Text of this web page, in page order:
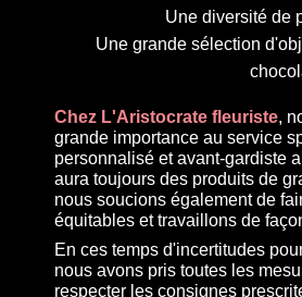
Une diversité de
Une grande sélection
Chez L'Aristocrate fleuriste,
grande importance au service
personnalisé et avant-gardiste
aura toujours des produits de
nous soucions également de
équitables et travaillons de
En ces temps d'incertitudes
nous avons pris toutes les
respecter les consignes